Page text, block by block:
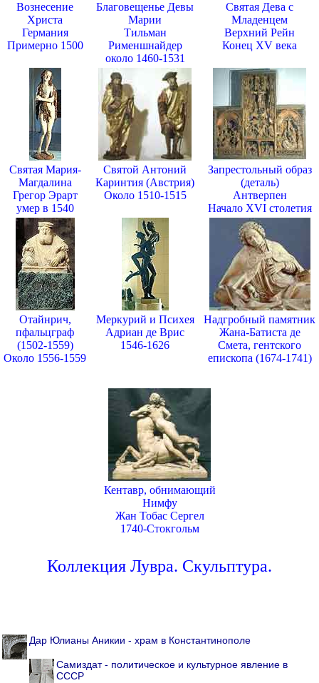
Вознесение
Христа
Германия
Примерно 1500
Благовещенье Девы
Марии
Тильман
Рименшнайдер
около 1460-1531
Святая Дева с
Младенцем
Верхний Рейн
Конец XV века
Святая Мария-
Магдалина
Грегор Эрарт
умер в 1540
Святой Антоний
Каринтия (Австрия)
Около 1510-1515
Запрестольный образ
(деталь)
Антверпен
Начало XVI столетия
Отайнрич,
пфальцграф
(1502-1559)
Около 1556-1559
Меркурий и Психея
Адриан де Врис
1546-1626
Надгробный памятник
Жана-Батиста де
Смета, гентского
епископа (1674-1741)
Кентавр, обнимающий
Нимфу
Жан Тобас Сергел
1740-Стокгольм
Коллекция Лувра. Скульптура.
Дар Юлианы Аникии - храм в Константинополе
Самиздат - политическое и культурное явление в
СССР